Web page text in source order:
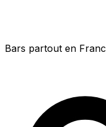
Bars partout en